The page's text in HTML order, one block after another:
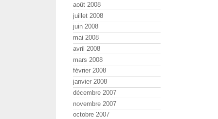
août 2008
juillet 2008
juin 2008
mai 2008
avril 2008
mars 2008
février 2008
janvier 2008
décembre 2007
novembre 2007
octobre 2007